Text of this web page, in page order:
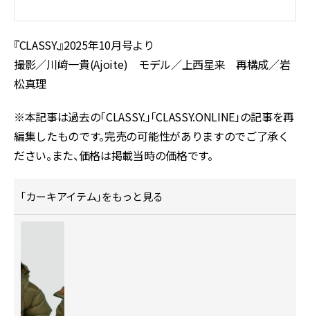
『CLASSY.』2025年10月号より
撮影／川﨑一貴(Ajoite) モデル／上西星来 再構成／岩
松真理
※本記事は過去の「CLASSY.」「CLASSY.ONLINE」の記事を再
編集したものです。完売の可能性がありますのでご了承く
ださい。また、価格は掲載当時の価格です。
「カーキアイテム」をもっと見る